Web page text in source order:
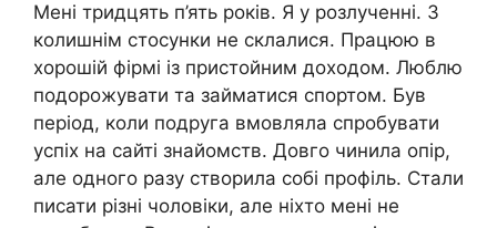
Мені тридцять п’ять років. Я у розлученні. З
колишнім стосунки не склалися. Працюю в
хорошій фірмі із пристойним доходом. Люблю
подорожувати та займатися спортом. Був
період, коли подруга вмовляла спробувати
успіх на сайті знайомств. Довго чинила опір,
але одного разу створила собі профіль. Стали
писати різні чоловіки, але ніхто мені не